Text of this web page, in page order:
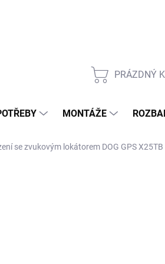
PRÁZDNÝ
MONTÁŽE
se zvukovým lokátorem DOG GPS X25TB